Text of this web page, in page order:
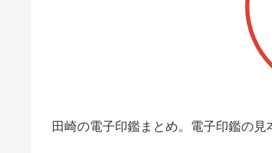
田崎の電子印鑑まとめ。電子印鑑の見